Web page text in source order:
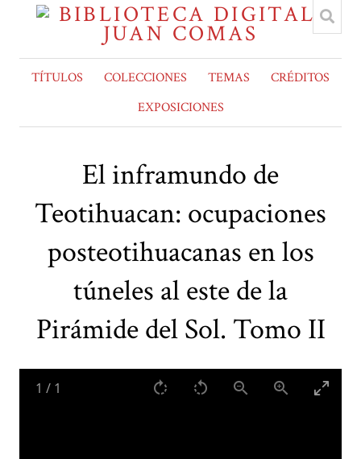
TÍTULOS COLECCIONES TEMAS
CRÉDITOS
EXPOSICIONES
El inframundo de
Teotihuacan: ocupaciones
posteotihuacanas en los
túneles al este de la
Pirámide del Sol. Tomo II
1 / 1